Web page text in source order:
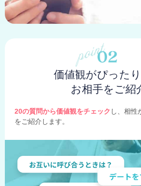
価値観がぴった
お相手をご紹
20の質問から価値観をチェック し、相性
をご紹介します。